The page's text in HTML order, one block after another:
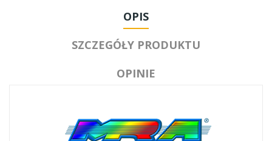
OPIS
SZCZEGÓŁY PRODUKTU
OPINIE